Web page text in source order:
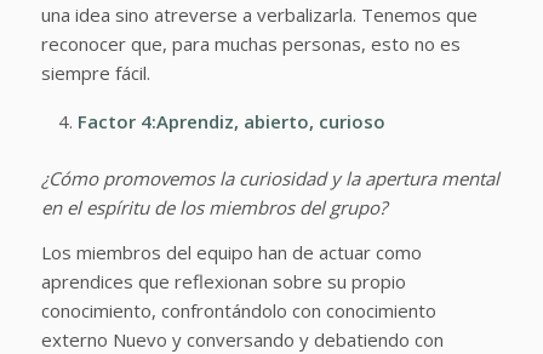
una idea sino atreverse a verbalizarla. Tenemos que
reconocer que, para muchas personas, esto no es
siempre fácil.
Factor 4:Aprendiz, abierto, curioso
¿Cómo promovemos la curiosidad y la apertura mental
en el espíritu de los miembros del grupo?
Los miembros del equipo han de actuar como
aprendices que reflexionan sobre su propio
conocimiento, confrontándolo con conocimiento
externo Nuevo y conversando y debatiendo con